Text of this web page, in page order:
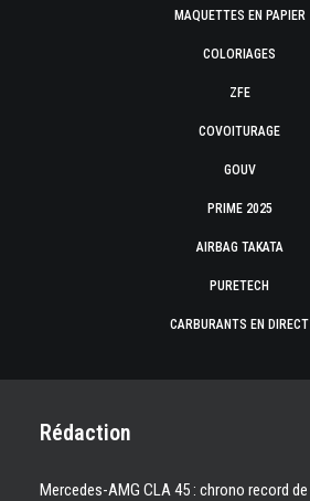
MAQUETTES EN PAPIER
COLORIAGES
ZFE
COVOITURAGE
GOUV
PRIME 2025
AIRBAG TAKATA
PURETECH
CARBURANTS EN DIRECT
Rédaction
Mercedes-AMG CLA 45 : chrono record de